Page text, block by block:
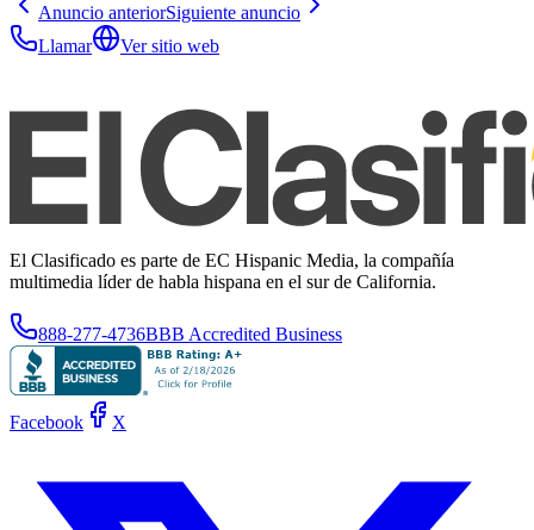
Anuncio anteriorSiguiente anuncio
Llamar
Ver sitio web
El Clasificado es parte de EC Hispanic Media, la compañía
multimedia líder de habla hispana en el sur de California.
888-277-4736BBB Accredited Business
Facebook X